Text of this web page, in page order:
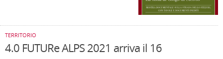
TERRITORIO
4.0 FUTURe ALPS 2021 arriva il 16